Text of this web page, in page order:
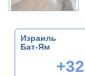
Израиль
Бат-Ям